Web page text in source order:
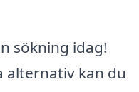
sökning idag!
alternativ kan du